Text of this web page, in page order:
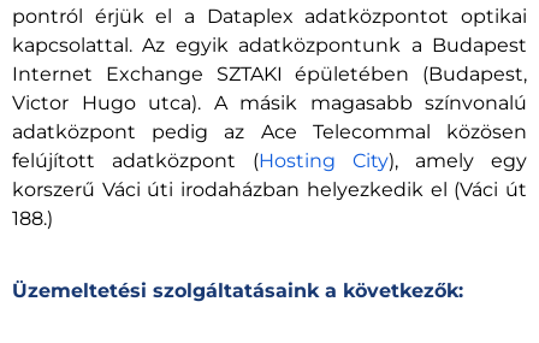
pontról érjük el a Dataplex adatközpontot optikai
kapcsolattal. Az egyik adatközpontunk a Budapest
Internet Exchange SZTAKI épületében (Budapest,
Victor Hugo utca). A másik magasabb színvonalú
adatközpont pedig az Ace Telecommal közösen
felújított adatközpont (Hosting City), amely egy
korszerű Váci úti irodaházban helyezkedik el (Váci út
188.)
Üzemeltetési szolgáltatásaink a következők: